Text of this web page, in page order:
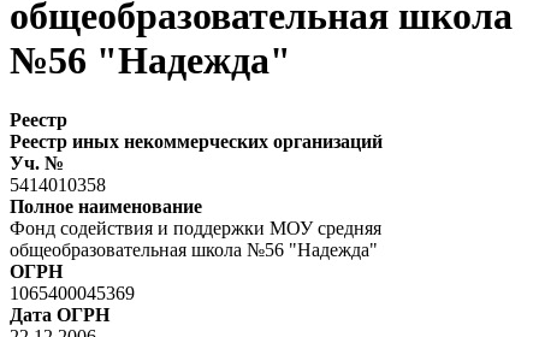
общеобразовательная школа
№56 "Надежда"
Реестр
Реестр иных некоммерческих организаций
Уч. №
5414010358
Полное наименование
Фонд содействия и поддержки МОУ средняя
общеобразовательная школа №56 "Надежда"
ОГРН
1065400045369
Дата ОГРН